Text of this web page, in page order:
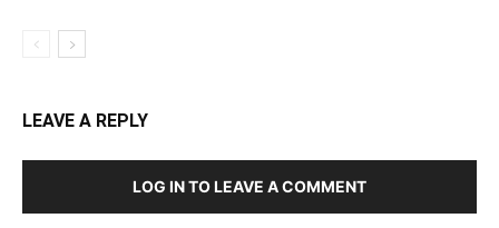
LEAVE A REPLY
LOG IN TO LEAVE A COMMENT